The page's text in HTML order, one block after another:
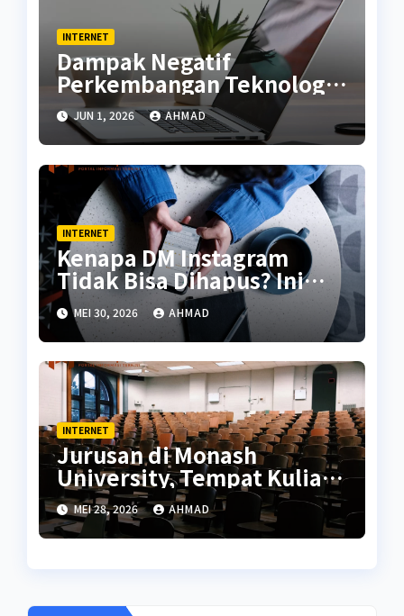
INTERNET
Dampak Negatif
Perkembangan Teknologi
di Masa Kini
JUN 1, 2026 AHMAD
INTERNET
Kenapa DM Instagram
Tidak Bisa Dihapus? Ini
Penjelasannya
MEI 30, 2026 AHMAD
INTERNET
Jurusan di Monash
University, Tempat Kuliah
Iqbaal Ramadhan
MEI 28, 2026 AHMAD